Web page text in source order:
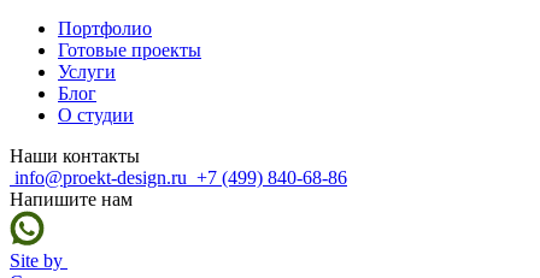
Портфолио
Готовые проекты
Услуги
Блог
О студии
Наши контакты
info@proekt-design.ru +7 (499) 840-68-86
Напишите нам
Site by